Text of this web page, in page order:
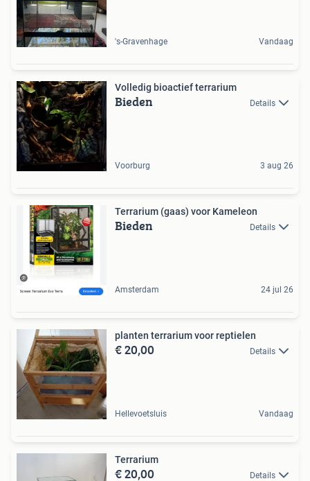
's-Gravenhage Vandaag
Volledig bioactief terrarium
Bieden Details
Voorburg 3 aug 26
Terrarium (gaas) voor Kameleon
Bieden Details
Amsterdam 24 jul 26
planten terrarium voor reptielen
€ 20,00 Details
Hellevoetsluis Vandaag
Terrarium
€ 20,00 Details